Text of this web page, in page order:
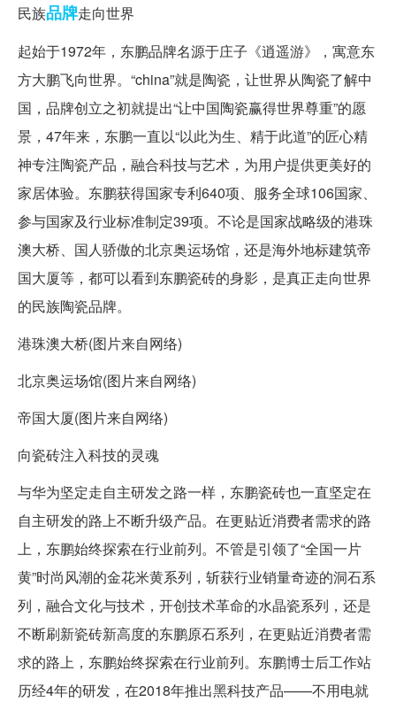
民族品牌走向世界
起始于1972年，东鹏品牌名源于庄子《逍遥游》，寓意东
方大鹏飞向世界。“china”就是陶瓷，让世界从陶瓷了解中
国，品牌创立之初就提出“让中国陶瓷赢得世界尊重”的愿
景，47年来，东鹏一直以“以此为生、精于此道”的匠心精
神专注陶瓷产品，融合科技与艺术，为用户提供更美好的
家居体验。东鹏获得国家专利640项、服务全球106国家、
参与国家及行业标准制定39项。不论是国家战略级的港珠
澳大桥、国人骄傲的北京奥运场馆，还是海外地标建筑帝
国大厦等，都可以看到东鹏瓷砖的身影，是真正走向世界
的民族陶瓷品牌。
港珠澳大桥(图片来自网络)
北京奥运场馆(图片来自网络)
帝国大厦(图片来自网络)
向瓷砖注入科技的灵魂
与华为坚定走自主研发之路一样，东鹏瓷砖也一直坚定在
自主研发的路上不断升级产品。在更贴近消费者需求的路
上，东鹏始终探索在行业前列。不管是引领了“全国一片
黄”时尚风潮的金花米黄系列，斩获行业销量奇迹的洞石系
列，融合文化与技术，开创技术革命的水晶瓷系列，还是
不断刷新瓷砖新高度的东鹏原石系列，在更贴近消费者需
求的路上，东鹏始终探索在行业前列。东鹏博士后工作站
历经4年的研发，在2018年推出黑科技产品——不用电就